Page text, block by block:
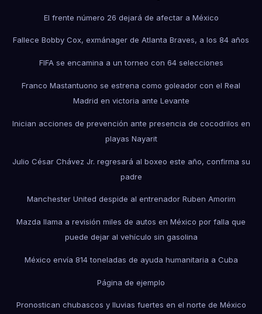
El frente número 26 dejará de afectar a México
Fallece Bobby Cox, exmánager de Atlanta Braves, a los 84 años
FIFA se encamina a un torneo con 64 selecciones
Franco Mastantuono se estrena como goleador con el Real
Madrid en victoria ante Levante
Inician acciones de prevención ante presencia de cocodrilos en
playas Nayarit
Julio César Chávez Jr. regresará al boxeo este año, confirma su
padre
Manchester United despide al entrenador Ruben Amorim
Mazda llama a revisión miles de autos en México por falla que
puede dejar al vehículo sin gasolina
México envía 814 toneladas de ayuda humanitaria a Cuba
Página de ejemplo
Pronostican chubascos y lluvias fuertes en el norte de México